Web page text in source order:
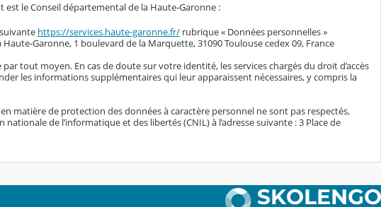
le Conseil départemental de la Haute-Garonne :
https://services.haute-garonne.fr/ rubrique « Données personnelles »
Garonne, 1 boulevard de la Marquette, 31090 Toulouse cedex 09, France
tout moyen. En cas de doute sur votre identité, les services chargés du droit d’accès
les informations supplémentaires qui leur apparaissent nécessaires, y compris la
matière de protection des données à caractère personnel ne sont pas respectés,
de l’informatique et des libertés (CNIL) à l’adresse suivante : 3 Place de